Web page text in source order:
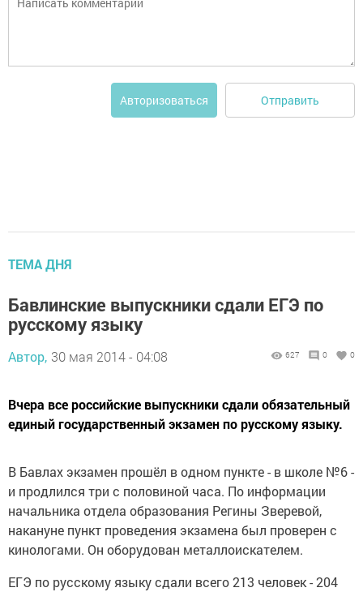
Авторизоваться Отправить
ТЕМА ДНЯ
Бавлинские выпускники сдали ЕГЭ по
русскому языку
Автор, 30 мая 2014 - 04:08 627 0 0
Вчера все российские выпускники сдали обязательный
единый государственный экзамен по русскому языку.
В Бавлах экзамен прошёл в одном пункте - в школе №6 -
и продлился три с половиной часа. По информации
начальника отдела образования Регины Зверевой,
накануне пункт проведения экзамена был проверен с
кинологами. Он оборудован металлоискателем.
ЕГЭ по русскому языку сдали всего 213 человек - 204